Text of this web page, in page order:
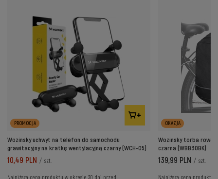
PROMOCJA
Wozinsky uchwyt na telefon do samochodu
grawitacyjny na kratkę wentylacyjną czarny (WCH-05)
10,49 PLN / szt.
OKAZJA
Wozinsky torba
czarna (WBB30BK)
139,99 PLN / szt.